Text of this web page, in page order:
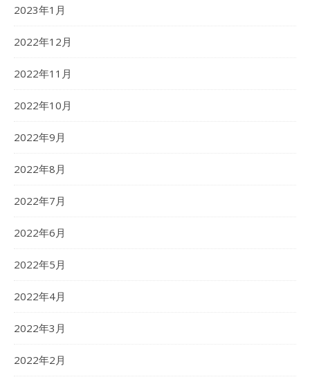
2023年1月
2022年12月
2022年11月
2022年10月
2022年9月
2022年8月
2022年7月
2022年6月
2022年5月
2022年4月
2022年3月
2022年2月